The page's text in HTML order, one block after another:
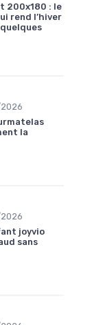
200x180 : le
rend l’hiver
la
joyvio
sans